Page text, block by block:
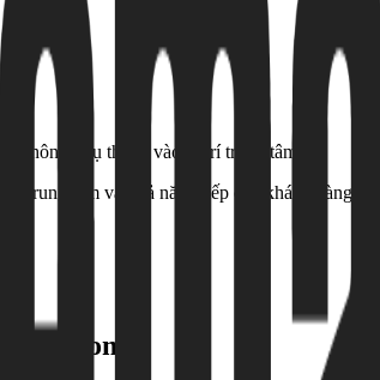
không phụ thuộc vào vị trí trung tâm.
trung tâm và khả năng tiếp cận khách hàng cao.